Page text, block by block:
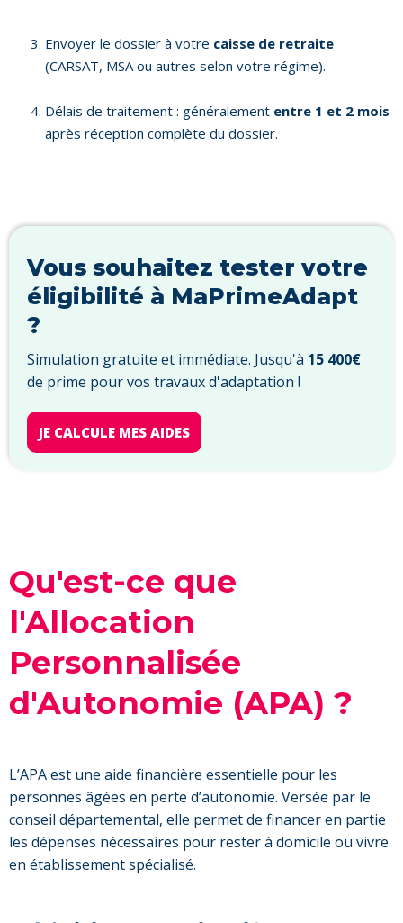
Envoyer le dossier à votre caisse de retraite
(CARSAT, MSA ou autres selon votre régime).
Délais de traitement : généralement entre 1 et 2 mois
après réception complète du dossier.
Vous souhaitez tester votre
éligibilité à MaPrimeAdapt
?
Simulation gratuite et immédiate. Jusqu'à 15 400€
de prime pour vos travaux d'adaptation !
JE CALCULE MES AIDES
Qu'est-ce que
l'Allocation
Personnalisée
d'Autonomie (APA) ?
L’APA est une aide financière essentielle pour les
personnes âgées en perte d’autonomie. Versée par le
conseil départemental, elle permet de financer en partie
les dépenses nécessaires pour rester à domicile ou vivre
en établissement spécialisé.